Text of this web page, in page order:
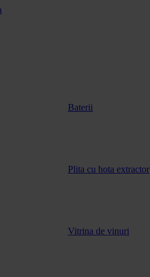
Baterii
Plita cu hota extractor
Vitrina de vinuri